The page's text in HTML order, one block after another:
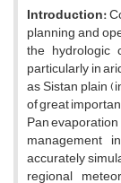
Introduction:
planning and
the hydrologic
particularly in
as Sistan plain
of great
Pan
management
accurately
regional